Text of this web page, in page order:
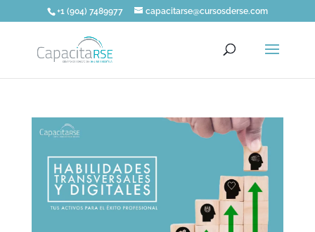
+1 (904) 7489977 capacitarse@cursosderse.com